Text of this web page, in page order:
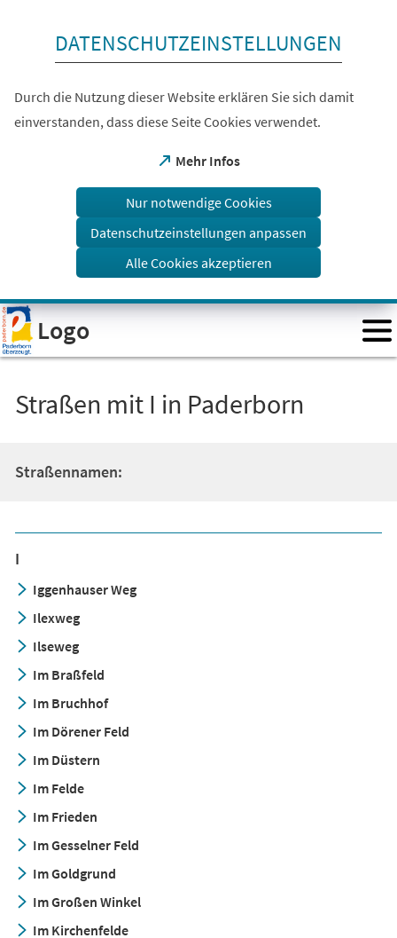
Visuelle
Assistenzsoftware
öffnen.
DATENSCHUTZEINSTELLUNGEN
Durch die Nutzung dieser Website erklären Sie sich damit
einverstanden, dass diese Seite Cookies verwendet.
Mehr Infos
(Öffnet
einem
Tab)
Nur notwendige Cookies
Datenschutzeinstellungen anpassen
Alle Cookies akzeptieren
Logo
Straßen mit I in Paderborn
Straßennamen:
I
Iggenhauser Weg
Ilexweg
Ilseweg
Im Braßfeld
Im Bruchhof
Im Dörener Feld
Im Düstern
Im Felde
Im Frieden
Im Gesselner Feld
Im Goldgrund
Im Großen Winkel
Im Kirchenfelde